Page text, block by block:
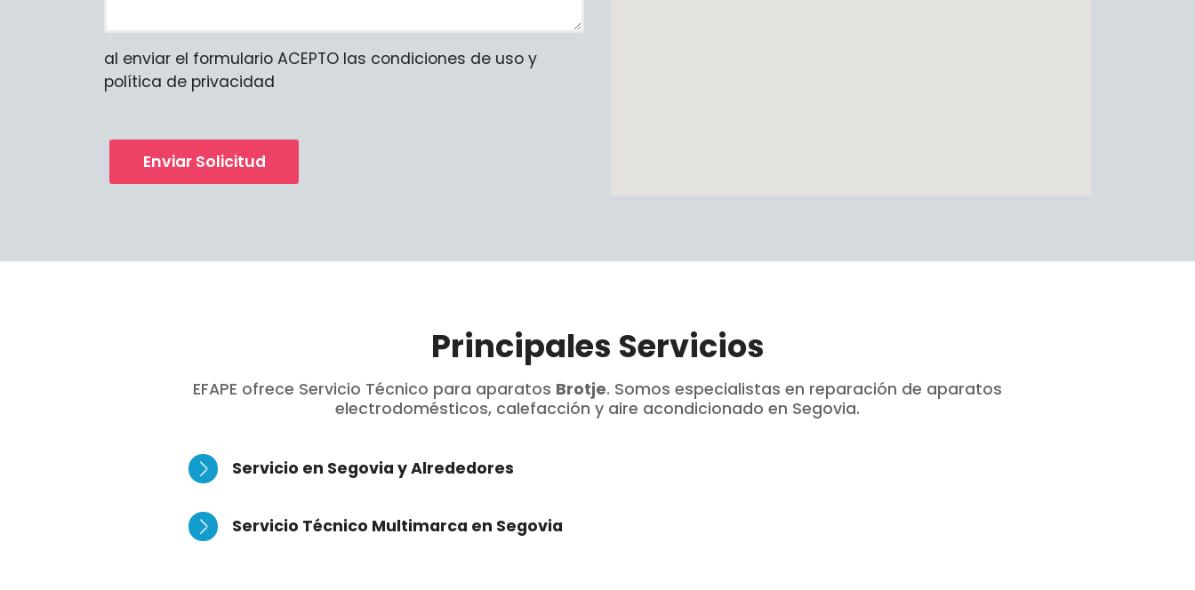
al enviar el formulario ACEPTO las condiciones de uso y
política de privacidad
Enviar Solicitud
Principales Servicios
EFAPE ofrece Servicio Técnico para aparatos Brotje. Somos especialistas en reparación de aparatos
electrodomésticos, calefacción y aire acondicionado en Segovia.
Servicio en Segovia y Alrededores
Servicio Técnico Multimarca en Segovia